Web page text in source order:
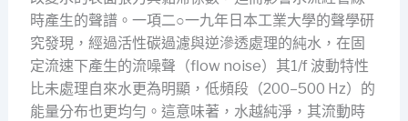
時產生的聲譜。一項二○一九年日本工業大學的聲學研
究發現，經過活性碳過濾與逆滲透處理的純水，在固
定流速下產生的流噪聲（flow noise）其1/f 波動特性
比未處理自來水更為明顯，低頻段（200–500 Hz）的
能量分布也更均勻。這意味著，水越純淨，其流動時